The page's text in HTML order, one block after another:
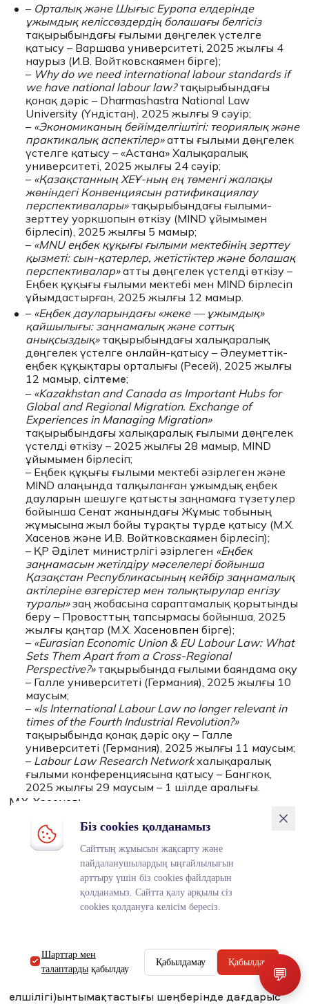
– Орталық және Шығыс Еуропа елдерінде
ұжымдық келіссөздердің болашағы белгісіз
тақырыбындағы ғылыми дөңгелек үстелге
қатысу – Варшава университеті, 2025 жылғы 4
наурыз (И.В. Войтковскаямен бірге);
– Why do we need international labour standards if
we have national labour law?тақырыбындағы
қонақ дәріс – Dharmashastra National Law
University (Үндістан), 2025 жылғы 9 сәуір;
– «Экономиканың бейімделгіштігі: теориялық және
практикалық аспектілер»атты ғылыми дөңгелек
үстелге қатысу – «Астана» Халықаралық
университеті, 2025 жылғы 24 сәуір;
– «Қазақстанның ХЕҰ-ның ең төменгі жалақы
жөніндегі Конвенциясын ратификациялау
перспективалары»тақырыбындағы ғылыми-
зерттеу уоркшопын өткізу (MIND ұйымымен
бірлесіп), 2025 жылғы 5 мамыр;
– «MNU еңбек құқығы ғылыми мектебінің зерттеу
қызметі: сын-қатерлер, жетістіктер және болашақ
перспективалар»атты дөңгелек үстелді өткізу –
Еңбек құқығы ғылыми мектебі мен MIND бірлесіп
ұйымдастырған, 2025 жылғы 12 мамыр.
– «Еңбек дауларындағы «жеке — ұжымдық»
қайшылығы: заңнамалық және соттық
анықсыздық»тақырыбындағы халықаралық
дөңгелек үстелге онлайн-қатысу – Әлеуметтік-
еңбек құқықтары орталығы (Ресей), 2025 жылғы
12 мамыр,сілтеме;
– «Kazakhstan and Canada as Important Hubs for
Global and Regional Migration. Exchange of
Experiences in Managing Migration»
тақырыбындағы халықаралық ғылыми дөңгелек
үстелді өткізу – 2025 жылғы 28 мамыр, MIND
ұйымымен бірлесіп;
– Еңбек құқығы ғылыми мектебі әзірлеген және
MIND алаңында талқыланған ұжымдық еңбек
дауларын шешуге қатысты заңнамаға түзетулер
бойынша Сенат жанындағы Жұмыс тобының
жұмысына жыл бойы тұрақты түрде қатысу (М.Х.
Хасенов және И.В. Войтковскаямен бірлесіп);
– ҚР Әділет министрлігі әзірлеген «Еңбек
заңнамасын жетілдіру мәселелері бойынша
Қазақстан Республикасының кейбір заңнамалық
актілеріне өзгерістер мен толықтырулар енгізу
туралы»заң жобасына сараптамалық қорытынды
беру – Провосттың тапсырмасы бойынша, 2025
жылғы қаңтар (М.Х. Хасеновпен бірге);
– «Eurasian Economic Union & EU Labour Law: What
Sets Them Apart from a Cross-Regional
Perspective?»тақырыбында ғылыми баяндама оқу
– Галле университеті (Германия), 2025 жылғы 10
маусым;
– «Is International Labour Law no longer relevant in
times of the Fourth Industrial Revolution?»
тақырыбында қонақ дәріс оқу – Галле
университеті (Германия), 2025 жылғы 11 маусым;
– Labour Law Research Networkхалықаралық
ғылыми конференциясына қатысу – Бангкок,
2025 жылғы 29 маусым – 1 шілде аралығы.
М.Х. Хасенов:
– 2024 жылғы 8 қаңтарда отбасылық-тұрмыстық
зорлық-зомбылыққа қарсы іс-қимыл мәселелері
бойынша дөңгелек үстелде сөз сөйледі (балалар
омбудсменінің кеңсесі);
2024 жылдың 1 наурызында MNU омбудсмендер
клубы үшін норма жасау тақырыбы бойынша
шеберлік сыныбы өткізілді;
тұсаукесері-түсіндірмесі (талқылауы) өткізілді;
– 2024 жылғы 14 маусымда MNU мен
елшілігі)ынтымақтастығы шеңберінде дағдарыс
Біз cookies қолданамыз
Сайттың жұмысын жақсарту және
пайдаланушылардың ыңғайлылығын
арттыру үшін біз cookies файлдарын
қолданамыз. Сайтта қалу арқылы сіз
cookies қолдануға келісім бересіз.
Шарттар мен
талаптарды қабылдау
Қабылдамау Қабылдау
💬